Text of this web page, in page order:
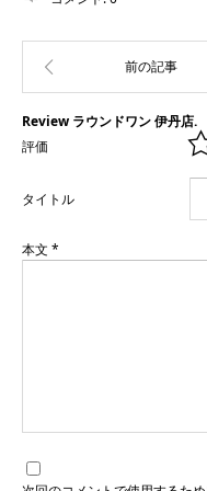
Review ラウンドワン 伊丹店.
評価
タイトル
本文 *